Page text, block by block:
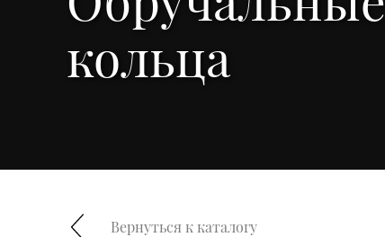
кольца
Вернуться к каталогу